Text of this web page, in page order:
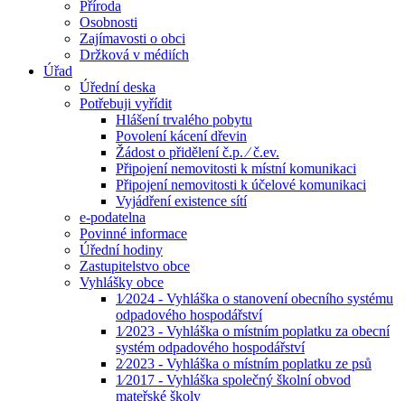
Příroda
Osobnosti
Zajímavosti o obci
Držková v médiích
Úřad
Úřední deska
Potřebuji vyřídit
Hlášení trvalého pobytu
Povolení kácení dřevin
Žádost o přidělení č.p. ⁄ č.ev.
Připojení nemovitosti k místní komunikaci
Připojení nemovitosti k účelové komunikaci
Vyjádření existence sítí
e-podatelna
Povinné informace
Úřední hodiny
Zastupitelstvo obce
Vyhlášky obce
1⁄2024 - Vyhláška o stanovení obecního systému
odpadového hospodářství
1⁄2023 - Vyhláška o místním poplatku za obecní
systém odpadového hospodářství
2⁄2023 - Vyhláška o místním poplatku ze psů
1⁄2017 - Vyhláška společný školní obvod
mateřské školy